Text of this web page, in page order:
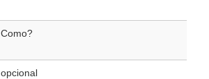
Como?
opcional